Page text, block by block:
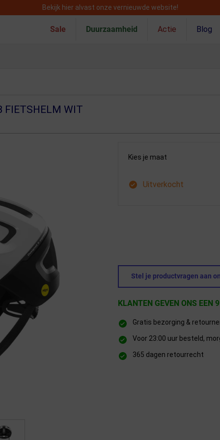
Bekijk hier alvast onze vernieuwde website!
Sale Duurzaamheid Actie Blog
FIETSHELM WIT
Kies je maat
Uitverkocht
Stel je productvragen aan
KLANTEN GEVEN ONS EEN
Gratis bezorging &
Voor 23:00 uur besteld,
365 dagen retourrecht